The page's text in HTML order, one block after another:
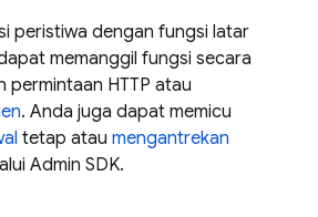
peristiwa dengan fungsi latar
memanggil fungsi secara
permintaan HTTP atau
. Anda juga dapat memicu
tetap atau mengantrekan
Admin SDK.